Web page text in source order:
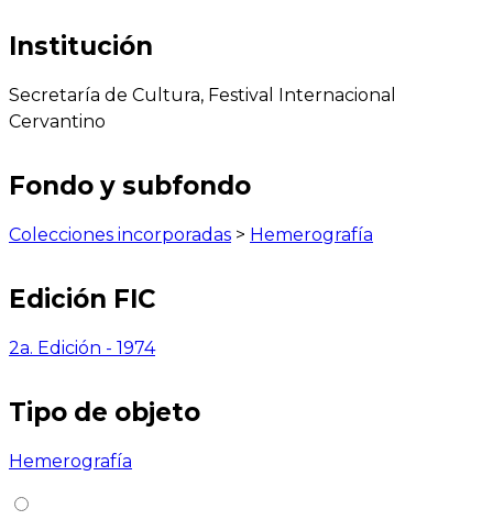
Institución
Secretaría de Cultura, Festival Internacional
Cervantino
Fondo y subfondo
Colecciones incorporadas > Hemerografía
Edición FIC
2a. Edición - 1974
Tipo de objeto
Hemerografía